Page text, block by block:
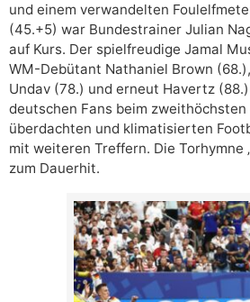
und einem verwandelten
(45.+5) war Bundestrainer Julian
auf Kurs. Der spielfreudige Jamal
WM-Debütant Nathaniel Brown
Undav (78.) und erneut Havertz
deutschen Fans beim zweithöchsten
überdachten und klimatisierten
mit weiteren Treffern. Die Torhymne
zum Dauerhit.